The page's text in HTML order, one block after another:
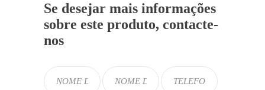
Se desejar mais informações
sobre este produto, contacte-
nos